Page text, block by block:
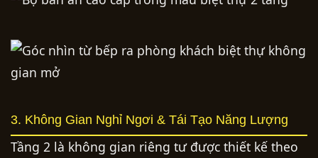
3. Không Gian Nghỉ Ngơi & Tái Tạo Năng Lượng
Tầng 2 là không gian riêng tư được thiết kế theo